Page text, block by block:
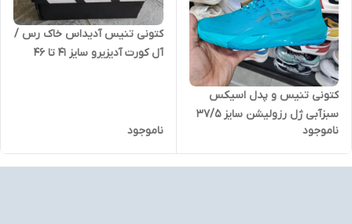
کتونی تنیس و پدل اسیکس
سبزآبی ژل رزولیشن سایز ۳۷/۵
تا ۴؛ Gel resolution
ناموجود
کتونی تنیس آدیداس خاک رس /
آل کورت آدیزیرو سایز ۴۱ تا ۴۶
ناموجود